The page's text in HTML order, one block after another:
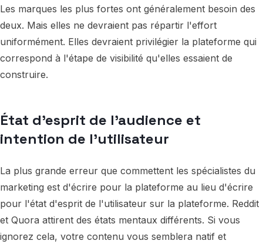
Les marques les plus fortes ont généralement besoin des
deux. Mais elles ne devraient pas répartir l'effort
uniformément. Elles devraient privilégier la plateforme qui
correspond à l'étape de visibilité qu'elles essaient de
construire.
État d'esprit de l'audience et
intention de l'utilisateur
La plus grande erreur que commettent les spécialistes du
marketing est d'écrire pour la plateforme au lieu d'écrire
pour l'état d'esprit de l'utilisateur sur la plateforme. Reddit
et Quora attirent des états mentaux différents. Si vous
ignorez cela, votre contenu vous semblera natif et